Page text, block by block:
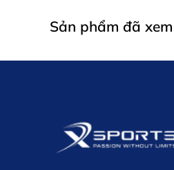
Sản phẩm đã xem